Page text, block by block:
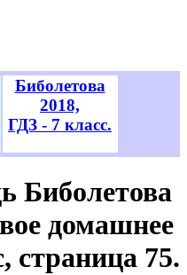
Биболетова
2018,
ГДЗ - 7 класс.
Биболетова
домашнее
страница 75.